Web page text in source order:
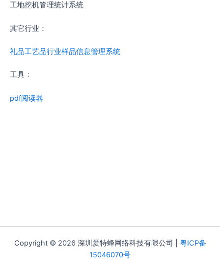
工地挖机管理统计系统
其它行业：
礼品工艺品行业样品信息管理系统
工具：
pdf阅读器
Copyright © 2026 深圳爱特蜂网络科技有限公司 | 粤ICP备
15046070号